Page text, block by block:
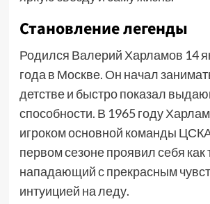
Становление легенды
Родился Валерий Харламов 14
года в Москве. Он начал
детстве и быстро показал
способности. В 1965 году
игроком основной команды
первом сезоне проявил себя
нападающий с прекрасным
интуицией на леду.